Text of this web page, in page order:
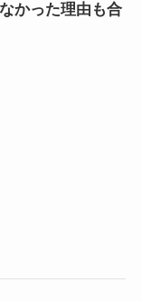
かった理由も合